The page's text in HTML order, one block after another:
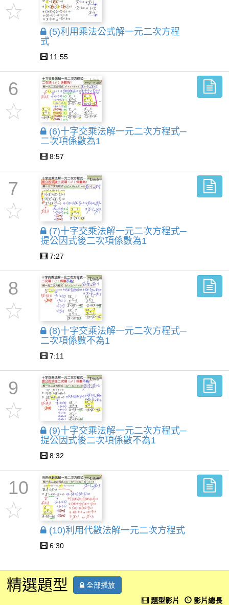
(5)利用乘法公式解一元二次方程
式
11:55
6
(6)十字交乘法解一元二次方程式─
二次項係數為1
8:57
7
(7)十字交乘法解一元二次方程式─
提公因式後二次項係數為1
7:27
8
(8)十字交乘法解一元二次方程式─
二次項係數不為1
7:11
9
(9)十字交乘法解一元二次方程式─
提公因式後二次項係數不為1
8:32
10
(10)利用代數法解一元二次方程式
6:30
精選題型
全部播放
影片總長
題型影片